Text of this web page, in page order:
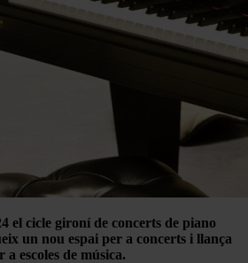
el cicle gironí de concerts de piano
un nou espai per a concerts i llança
escoles de música.